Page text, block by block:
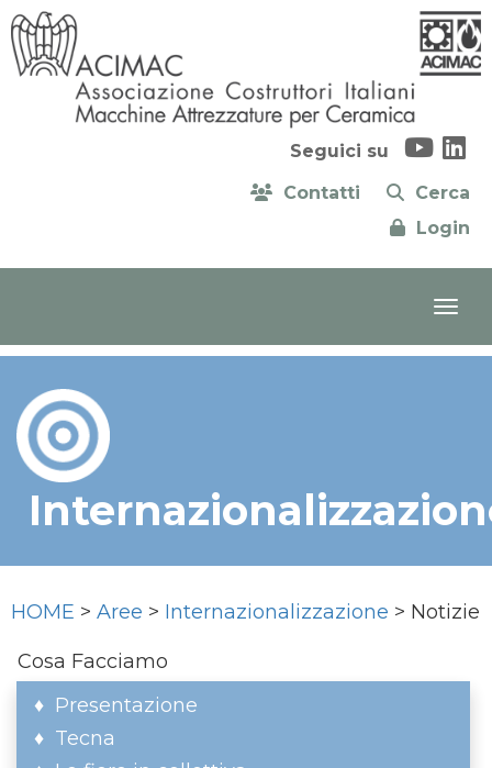
Seguici su
Contatti
Cerca
Login
HOME > Aree > Internazionalizzazione > Notizie
Cosa Facciamo
Presentazione
Tecna